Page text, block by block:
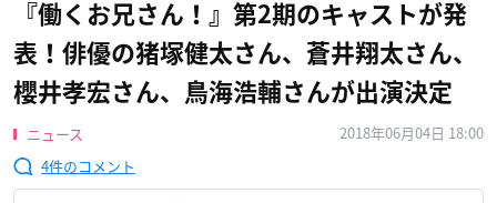
『働くお兄さん！』第2期のキャストが発
表！俳優の猪塚健太さん、蒼井翔太さん、
櫻井孝宏さん、鳥海浩輔さんが出演決定
ニュース
2018年06月04日 18:00
4